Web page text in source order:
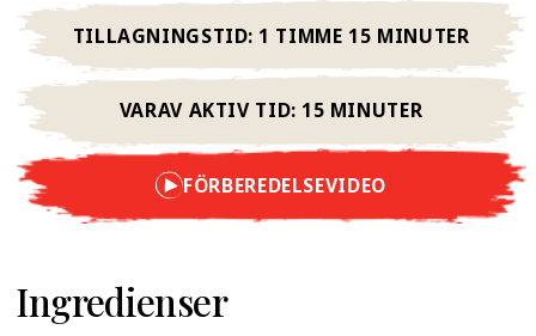
TILLAGNINGSTID: 1 TIMME 15 MINUTER
VARAV AKTIV TID: 15 MINUTER
FÖRBEREDELSEVIDEO
Ingredienser